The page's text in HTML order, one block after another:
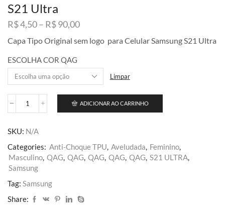
S21 Ultra
R$4,50– R$90,00Faixa
preço:
através
R$ 90,00
Capa Tipo Original sem logo para Celular Samsung S21 Ultra
ESCOLHA COR QAG
Limpar
S21
ADICIONAR AO CARRINHO
SKU: N/A
Categories: Anti-Choque TPU, Aveludada, Feminino,
Masculino, QAG, QAG, QAG, QAG, QAG, S21 ULTRA,
Samsung
Tag: Samsung
Share: